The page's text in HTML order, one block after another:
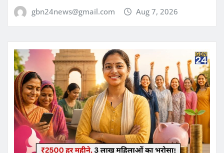
gbn24news@gmail.com Aug 7, 2026